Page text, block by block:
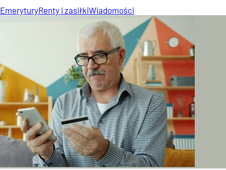
EmeryturyRenty i zasiłkiWiadomości